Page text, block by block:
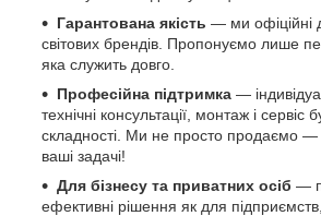
Гарантована якість — ми офіційні
світових брендів. Пропонуємо лише
яка служить довго.
Професійна підтримка —
технічні консультації, монтаж і сервіс
складності. Ми не просто продаємо
ваші задачі!
Для бізнесу та приватних осіб —
ефективні рішення як для